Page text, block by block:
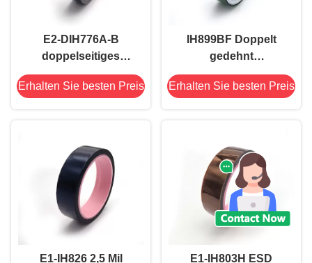
E2-DIH776A-B
doppelseitiges
Polyimid-
Hitzebeständiges
Erhalten Sie besten Preis
IH899BF Doppelt
gedehnt
hitzebeständiges
Polyimidband mit
Erhalten Sie besten Preis
E1-IH826 2,5 Mil
E1-IH803H ESD